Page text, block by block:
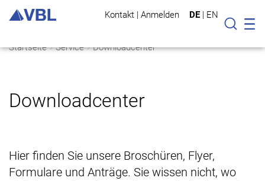
Kontakt | Anmelden DE | EN
Suche
Startseite Service Downloadcenter
Downloadcenter
Hier finden Sie unsere Broschüren, Flyer,
Formulare und Anträge. Sie wissen nicht, wo